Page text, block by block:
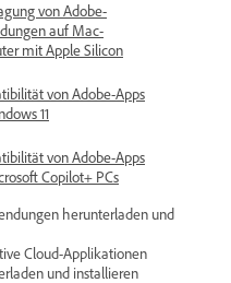
von Adobe-
auf Mac-
mit Apple Silicon
von Adobe-Apps
11
von Adobe-Apps
Copilot+ PCs
herunterladen und
Cloud-Applikationen
und installieren